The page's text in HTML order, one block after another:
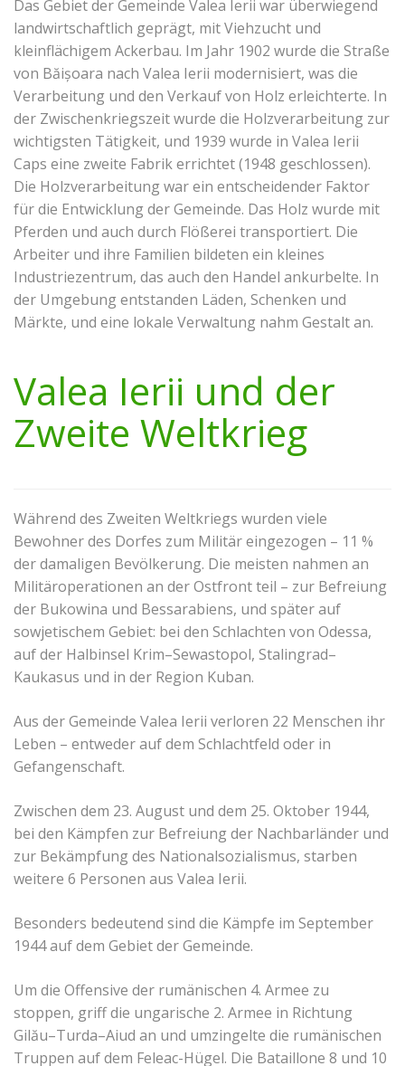
Das Gebiet der Gemeinde Valea Ierii war überwiegend
landwirtschaftlich geprägt, mit Viehzucht und
kleinflächigem Ackerbau. Im Jahr 1902 wurde die Straße
von Băișoara nach Valea Ierii modernisiert, was die
Verarbeitung und den Verkauf von Holz erleichterte. In
der Zwischenkriegszeit wurde die Holzverarbeitung zur
wichtigsten Tätigkeit, und 1939 wurde in Valea Ierii
Caps eine zweite Fabrik errichtet (1948 geschlossen).
Die Holzverarbeitung war ein entscheidender Faktor
für die Entwicklung der Gemeinde. Das Holz wurde mit
Pferden und auch durch Flößerei transportiert. Die
Arbeiter und ihre Familien bildeten ein kleines
Industriezentrum, das auch den Handel ankurbelte. In
der Umgebung entstanden Läden, Schenken und
Märkte, und eine lokale Verwaltung nahm Gestalt an.
Valea Ierii und der
Zweite Weltkrieg
Während des Zweiten Weltkriegs wurden viele
Bewohner des Dorfes zum Militär eingezogen – 11 %
der damaligen Bevölkerung. Die meisten nahmen an
Militäroperationen an der Ostfront teil – zur Befreiung
der Bukowina und Bessarabiens, und später auf
sowjetischem Gebiet: bei den Schlachten von Odessa,
auf der Halbinsel Krim–Sewastopol, Stalingrad–
Kaukasus und in der Region Kuban.
Aus der Gemeinde Valea Ierii verloren 22 Menschen ihr
Leben – entweder auf dem Schlachtfeld oder in
Gefangenschaft.
Zwischen dem 23. August und dem 25. Oktober 1944,
bei den Kämpfen zur Befreiung der Nachbarländer und
zur Bekämpfung des Nationalsozialismus, starben
weitere 6 Personen aus Valea Ierii.
Besonders bedeutend sind die Kämpfe im September
1944 auf dem Gebiet der Gemeinde.
Um die Offensive der rumänischen 4. Armee zu
stoppen, griff die ungarische 2. Armee in Richtung
Gilău–Turda–Aiud an und umzingelte die rumänischen
Truppen auf dem Feleac-Hügel. Die Bataillone 8 und 10